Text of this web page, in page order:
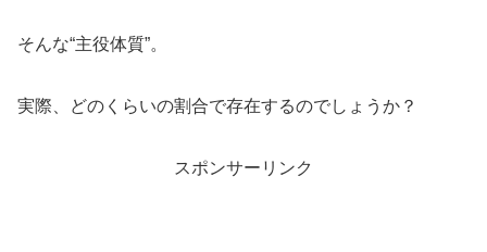
そんな“主役体質”。
実際、どのくらいの割合で存在するのでしょうか？
スポンサーリンク